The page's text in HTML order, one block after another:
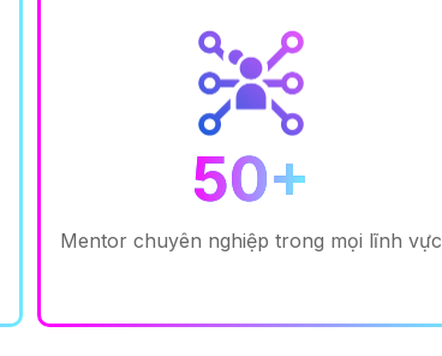
50+
Mentor chuyên nghiệp trong mọi lĩnh vực